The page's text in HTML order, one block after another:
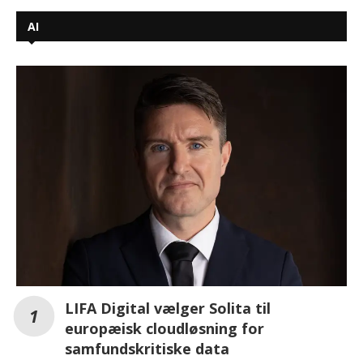
AI
LIFA Digital vælger Solita til
europæisk cloudløsning for
samfundskritiske data